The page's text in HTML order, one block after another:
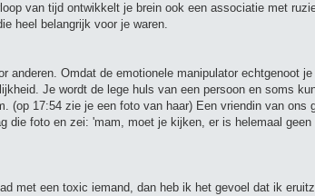
van tijd ontwikkelt je brein ook een associatie met
heel belangrijk voor je waren.
Omdat de emotionele manipulator echtgenoot
Je wordt de lege huls van een persoon en soms
17:54 zie je een foto van haar) Een vriendin van ons
die foto en zei: 'mam, moet je kijken, er is helemaal
met een toxic iemand, dan heb ik het gevoel dat ik